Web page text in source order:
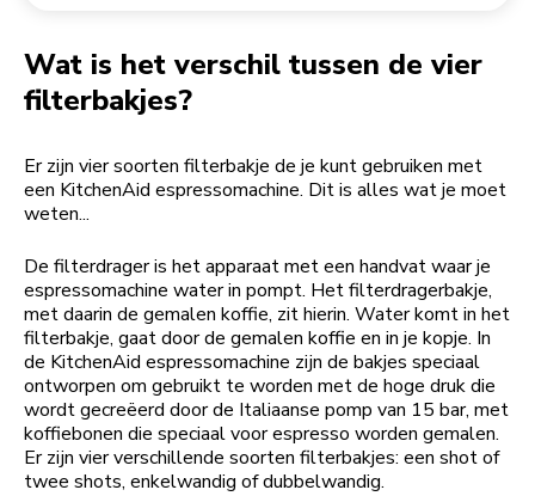
Wat is het verschil tussen de vier
filterbakjes?
Er zijn vier soorten filterbakje de je kunt gebruiken met
een KitchenAid espressomachine. Dit is alles wat je moet
weten...
De filterdrager is het apparaat met een handvat waar je
espressomachine water in pompt. Het filterdragerbakje,
met daarin de gemalen koffie, zit hierin. Water komt in het
filterbakje, gaat door de gemalen koffie en in je kopje. In
de KitchenAid espressomachine zijn de bakjes speciaal
ontworpen om gebruikt te worden met de hoge druk die
wordt gecreëerd door de Italiaanse pomp van 15 bar, met
koffiebonen die speciaal voor espresso worden gemalen.
Er zijn vier verschillende soorten filterbakjes: een shot of
twee shots, enkelwandig of dubbelwandig.